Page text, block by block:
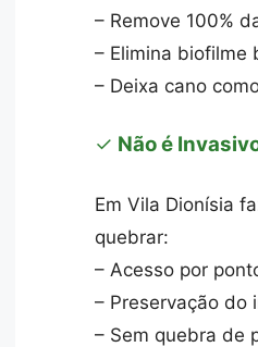
– Remove 100%
– Elimina biofilme
– Deixa cano
✓ Não é
Em Vila Dionísia
quebrar:
– Acesso por
– Preservação do
– Sem quebra de